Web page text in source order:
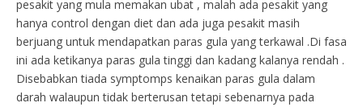
pesakit yang mula memakan ubat , malah ada pesakit yang
hanya control dengan diet dan ada juga pesakit masih
berjuang untuk mendapatkan paras gula yang terkawal .Di fasa
ini ada ketikanya paras gula tinggi dan kadang kalanya rendah .
Disebabkan tiada symptomps kenaikan paras gula dalam
darah walaupun tidak berterusan tetapi sebenarnya pada